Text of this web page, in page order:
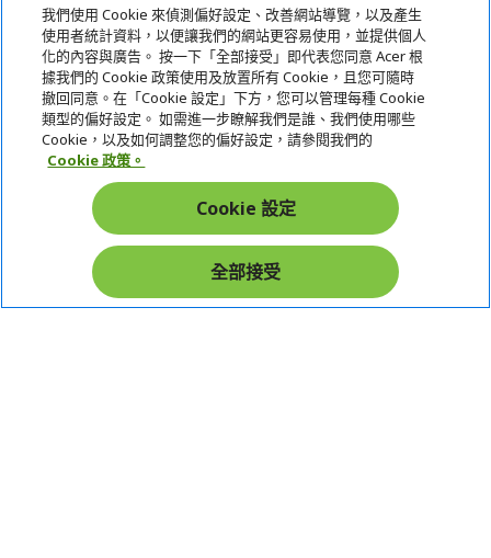
LINEPAY(含iPASS MONEY)
Apple Pay：須使用行動裝置
Samsung Wallet (原Samsung Pay)：須使用行動裝
置
關於宏碁
服務
宏碁網路商城
在社群上追蹤 Acer
我們使用 Cookie 來偵測偏好設定、改善網站導覽，以及產生
使用者統計資料，以便讓我們的網站更容易使用，並提供個人
化的內容與廣告。 按一下「全部接受」即代表您同意 Acer 根
據我們的 Cookie 政策使用及放置所有 Cookie，且您可隨時
撤回同意。在「Cookie 設定」下方，您可以管理每種 Cookie
類型的偏好設定。 如需進一步瞭解我們是誰、我們使用哪些
Cookie，以及如何調整您的偏好設定，請參閱我們的
Cookie 政策。
Cookie 設定
全部接受